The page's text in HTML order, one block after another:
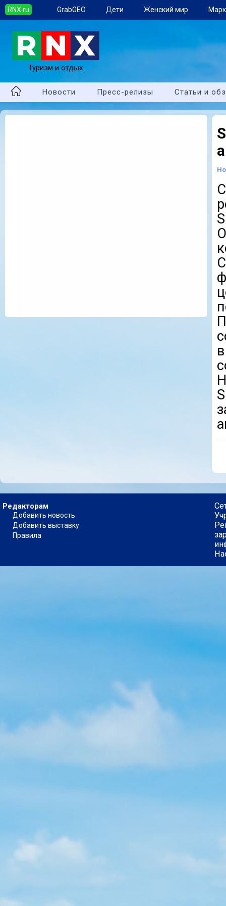
RNX.ru GrabGEO Дети Женский мир
Туризм и отдых
Новости Пресс-релизы Статьи и
Редакторам
Добавить новость
Добавить выставку
Правила